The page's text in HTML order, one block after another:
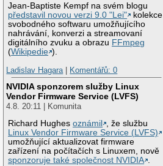
Jean-Baptiste Kempf na svém blogu
představil novou verzi 9.0 "Lei"
kolekce
svobodného softwaru umožňujícího
nahrávání, konverzi a streamovaní
digitálního zvuku a obrazu FFmpeg
(Wikipedie ).
Ladislav Hagara| Komentářů: 0
NVIDIA sponzorem služby Linux
Vendor Firmware Service (LVFS)
4.8. 20:11 | Komunita
Richard Hughesoznámil
, že službu
Linux Vendor Firmware Service (LVFS)
umožňující aktualizovat firmware
zařízení na počítačích s Linuxem, nově
sponzoruje také společnost NVIDIA .